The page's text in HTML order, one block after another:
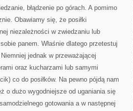
błądzenie po górach. A pomimo
Obawiamy się, że posiłki
niezależności w zwiedzaniu lub
panem. Właśnie dlatego przetestuj
jednak w przeważającej
oraz kucharzami lub samymi
co do posiłków. Na pewno pójdą nam
o dużo wygodniejsze od uganiania się
gotowania a w następnej